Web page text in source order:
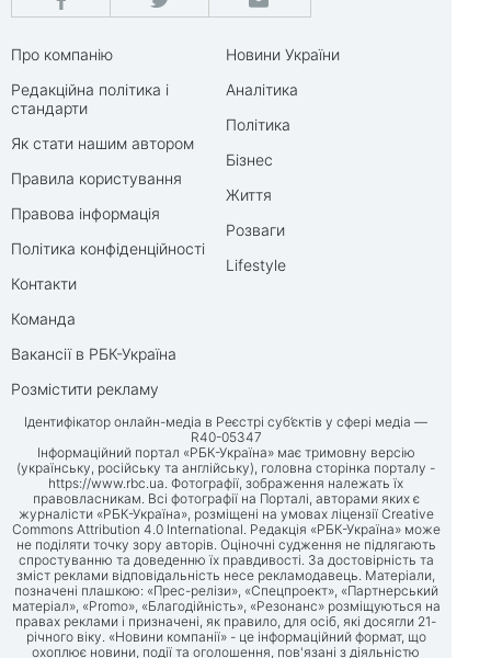
Про компанію
Редакційна політика і
стандарти
Як стати нашим автором
Правила користування
Правова інформація
Політика конфіденційності
Контакти
Команда
Вакансії в РБК-Україна
Розмістити рекламу
Новини України
Аналітика
Політика
Бізнес
Життя
Розваги
Lifestyle
Ідентифікатор онлайн-медіа в Реєстрі суб’єктів у сфері медіа —
R40-05347
Інформаційний портал «РБК-Україна» має тримовну версію
(українську, російську та англійську), головна сторінка порталу -
https://www.rbc.ua. Фотографії, зображення належать їх
правовласникам. Всі фотографії на Порталі, авторами яких є
журналісти «РБК-Україна», розміщені на умовах ліцензії Creative
Commons Attribution 4.0 International. Редакція «РБК-Україна» може
не поділяти точку зору авторів. Оціночні судження не підлягають
спростуванню та доведенню їх правдивості. За достовірність та
зміст реклами відповідальність несе рекламодавець. Матеріали,
позначені плашкою: «Прес-релізи», «Спецпроект», «Партнерський
матеріал», «Promo», «Благодійність», «Резонанс» розміщуються на
правах реклами і призначені, як правило, для осіб, які досягли 21-
річного віку. «Новини компанії» - це інформаційний формат, що
охоплює новини, події та оголошення, пов'язані з діяльністю